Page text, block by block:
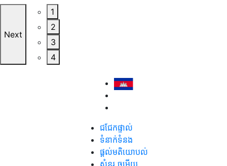
Next
1
2
3
4
ជជែកផ្ទាល់
ទំនាក់ទំនង
ផ្តល់មតិយោបល់